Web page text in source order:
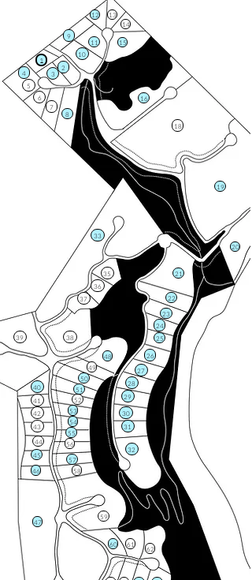
1
2
3
4
5
6
7
8
9
10
11
12
13
14
15
16
18
19
20
21
22
23
24
25
26
27
28
29
30
31
32
33
35
36
37
38
39
40
41
42
43
44
45
46
47
48
49
50
51
52
53
54
55
56
57
58
59
60 61
62